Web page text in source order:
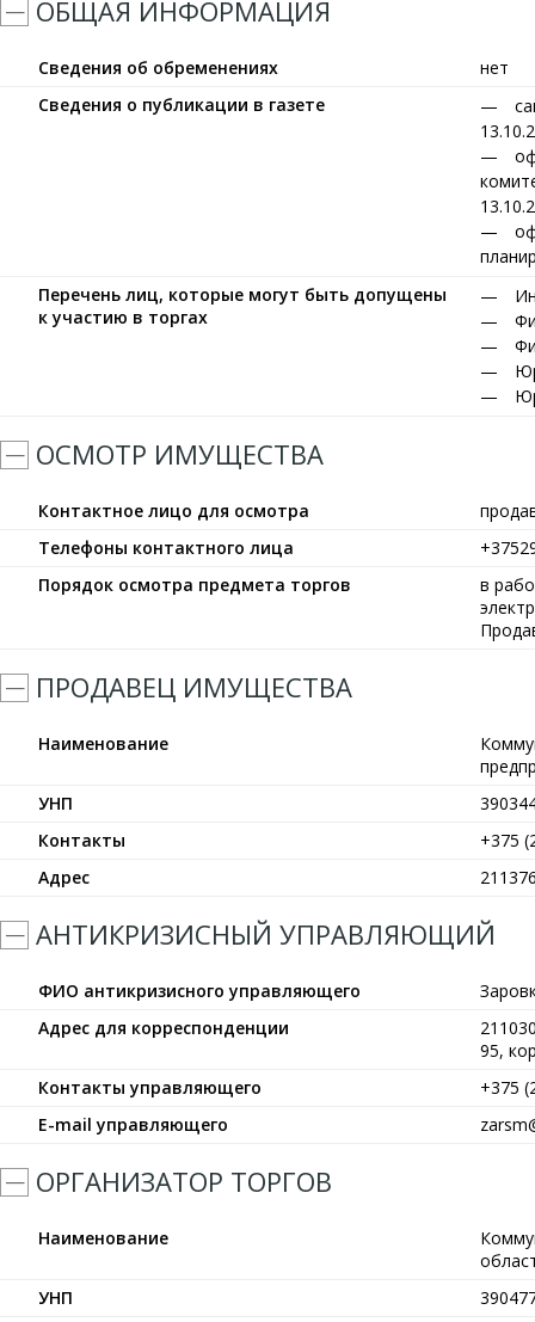
ОБЩАЯ ИНФОРМАЦИЯ
Сведения об обременениях
нет
Сведения о публикации в газете
Перечень лиц, которые могут быть допущены
к участию в торгах
ОСМОТР ИМУЩЕСТВА
Контактное лицо для осмотра
Телефоны контактного лица
Порядок осмотра предмета торгов
в
ПРОДАВЕЦ ИМУЩЕСТВА
Наименование
УНП
Контакты
+375
Адрес
АНТИКРИЗИСНЫЙ УПРАВЛЯЮЩИЙ
ФИО антикризисного управляющего
Адрес для корреспонденции
95,
Контакты управляющего
+375
E-mail управляющего
ОРГАНИЗАТОР ТОРГОВ
Наименование
УНП